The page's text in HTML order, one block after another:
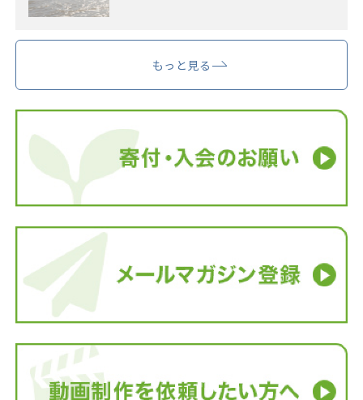
もっと見る